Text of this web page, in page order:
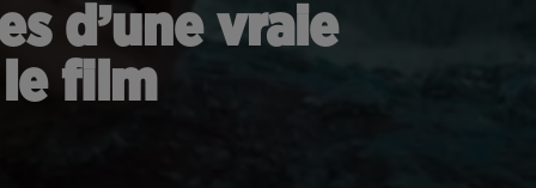
d’une vraie
film